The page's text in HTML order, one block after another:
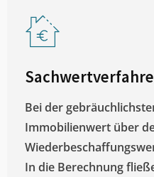
Bei der
Immobilienwert über
In die Berechnung